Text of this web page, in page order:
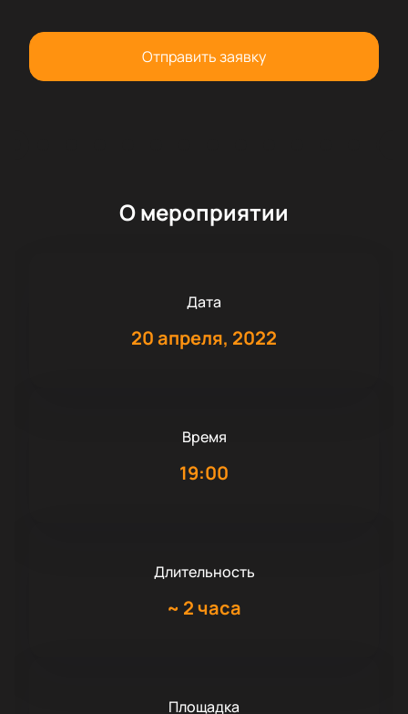
Отправить заявку
О мероприятии
Дата
20 апреля, 2022
Время
19:00
Длительность
~ 2 часа
Площадка